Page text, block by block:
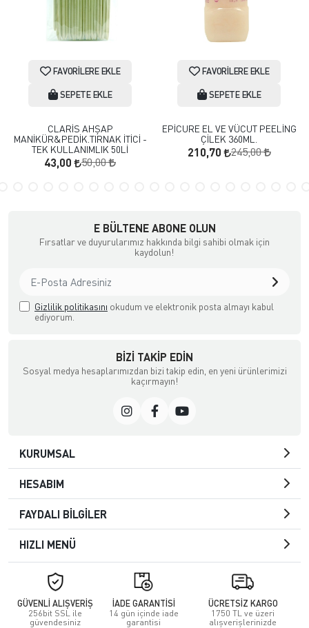
FAVORILERE EKLE
SEPETE EKLE
CLARİS AHŞAP
MANİKÜR&PEDİK.TIRNAK İTİCİ -
TEK KULLANIMLIK 50Lİ
43,00 50,00
FAVORILERE EKLE
SEPETE EKLE
EPİCURE EL VE VÜCUT PEELİNG
ÇİLEK 360ML.
210,70 245,00
E BÜLTENE ABONE OLUN
Fırsatlar ve duyurularımız hakkında bilgi sahibi olmak için
kaydolun!
Gizlilik politikasını okudum ve elektronik posta almayı kabul
ediyorum.
BIZI TAKIP EDIN
Sosyal medya hesaplarımızdan bizi takip edin, en yeni ürünlerimizi
kaçırmayın!
KURUMSAL
HESABIM
FAYDALI BİLGİLER
HIZLI MENÜ
GÜVENLİ ALIŞVERİŞ
256bit SSL ile
güvendesiniz
İADE GARANTİSİ
14 gün içinde iade
garantisi
ÜCRETSİZ KARGO
1750 TL ve üzeri
alışverişlerinizde